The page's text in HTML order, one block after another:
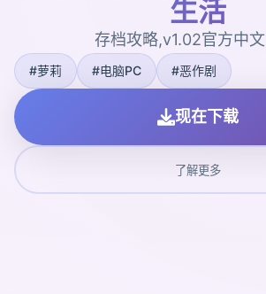
生活
存档攻略,v1.02官方中文
#萝莉 #电脑PC #恶作剧
现在下载
了解更多